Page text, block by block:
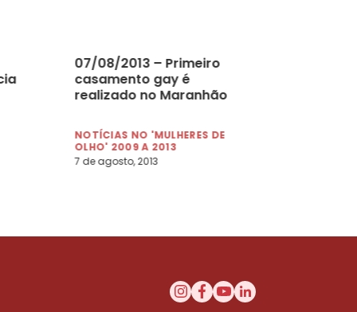
07/08/2013 – Primeiro
casamento gay é
realizado no Maranhão
NOTÍCIAS NO 'MULHERES DE
OLHO' 2009 A 2013
7 de agosto, 2013